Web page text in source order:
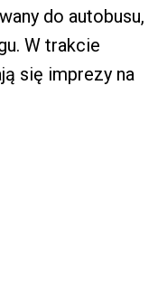
do autobusu,
W trakcie
się imprezy na